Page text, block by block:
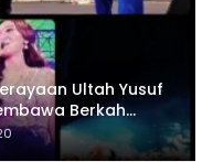
Ultah Yusuf
Berkah